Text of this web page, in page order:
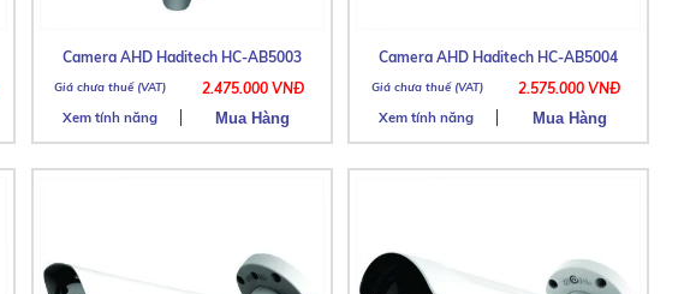
Camera AHD Haditech HC-AB5003
2.475.000 VNĐ
Xem tính năng
Camera AHD Haditech HC-AB5004
2.575.000 VNĐ
Xem tính năng